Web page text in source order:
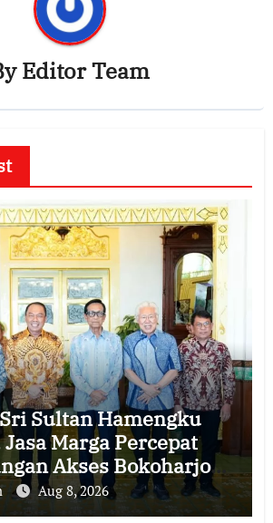
Editor Team
Sultan Hamengku
Marga Percepat
Akses Bokoharjo
untuk Dukung
DIY
Aug 8, 2026